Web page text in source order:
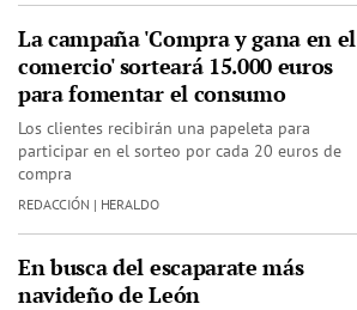
La campaña 'Compra y gana en el
comercio' sorteará 15.000 euros
para fomentar el consumo
Los clientes recibirán una papeleta para
participar en el sorteo por cada 20 euros de
compra
REDACCIÓN | HERALDO
En busca del escaparate más
navideño de León